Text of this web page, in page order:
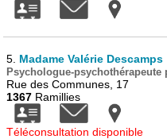
5. Madame Valérie Descamps
Psychologue-
Rue des Communes, 17
1367 Ramillies
Téléconsultation disponible